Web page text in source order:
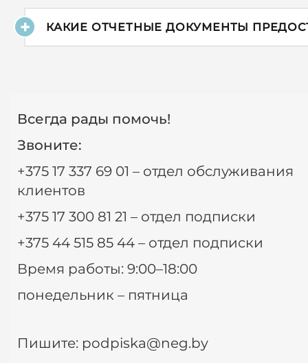
КАКИЕ ОТЧЕТНЫЕ ДОКУМЕНТЫ
Всегда рады помочь!
Звоните:
+375 17 337 69 01 – отдел обслуживания
клиентов
+375 17 300 81 21 – отдел подписки
+375 44 515 85 44 – отдел подписки
Время работы: 9:00–18:00
понедельник – пятница
Пишите: podpiska@neg.by